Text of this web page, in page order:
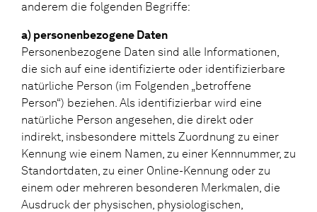
anderem die folgenden Begriffe:
a) personenbezogene Daten
Personenbezogene Daten sind alle Informationen,
die sich auf eine identifizierte oder identifizierbare
natürliche Person (im Folgenden „betroffene
Person“) beziehen. Als identifizierbar wird eine
natürliche Person angesehen, die direkt oder
indirekt, insbesondere mittels Zuordnung zu einer
Kennung wie einem Namen, zu einer Kennnummer, zu
Standortdaten, zu einer Online-Kennung oder zu
einem oder mehreren besonderen Merkmalen, die
Ausdruck der physischen, physiologischen,